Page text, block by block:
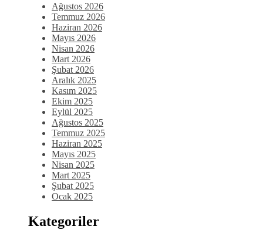
Ağustos 2026
Temmuz 2026
Haziran 2026
Mayıs 2026
Nisan 2026
Mart 2026
Şubat 2026
Aralık 2025
Kasım 2025
Ekim 2025
Eylül 2025
Ağustos 2025
Temmuz 2025
Haziran 2025
Mayıs 2025
Nisan 2025
Mart 2025
Şubat 2025
Ocak 2025
Kategoriler